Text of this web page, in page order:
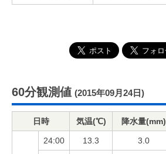
60分観測値 (2015年09月24日)
日時 気温(℃) 降水量(mm)
24:00 13.3 3.0